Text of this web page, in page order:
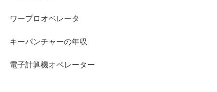
ワープロオペレータ
キーパンチャーの年収
電子計算機オペレーター